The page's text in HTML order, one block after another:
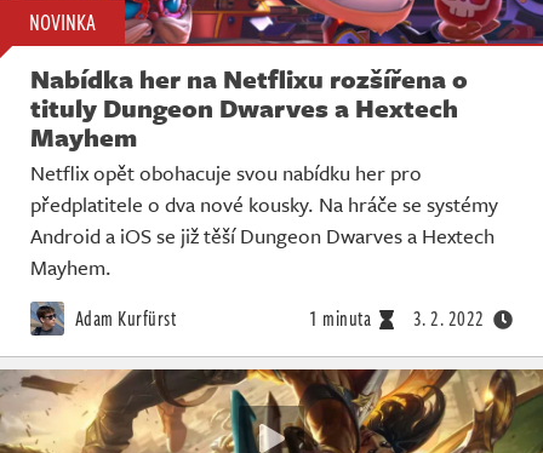
NOVINKA
Nabídka her na Netflixu rozšířena o
tituly Dungeon Dwarves a Hextech
Mayhem
Netflix opět obohacuje svou nabídku her pro
předplatitele o dva nové kousky. Na hráče se systémy
Android a iOS se již těší Dungeon Dwarves a Hextech
Mayhem.
Adam Kurfürst 1 minuta 3. 2. 2022